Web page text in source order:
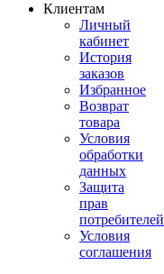
Клиентам
Личный
кабинет
История
заказов
Избранное
Возврат
товара
Условия
обработки
данных
Защита
прав
потребителей
Условия
соглашения